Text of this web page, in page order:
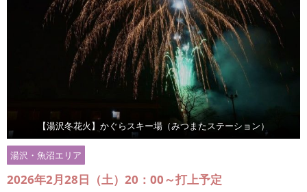
【湯沢冬花火】かぐらスキー場（みつまたステーション）
湯沢・魚沼エリア
2026年2月28日（土）20：00～打上予定